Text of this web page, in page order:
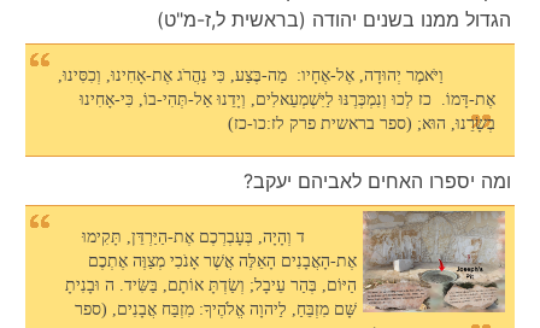
הגדול ממנו בשנים יהודה (בראשית ל,ז-מ"ט)
וַיֹּאמֶר יְהוּדָה, אֶל-אֶחָיו: מַה-בֶּצַע, כִּי נַהֲרֹג אֶת-אָחִינוּ, וְכִסִּינוּ,
אֶת-דָּמוֹ. כז לְכוּ וְנִמְכְּרֶנּוּ לַיִּשְׁמְעֵאלִים, וְיָדֵנוּ אַל-תְּהִי-בוֹ, כִּי-אָחִינוּ
בְשָׂרֵנוּ, הוּא; (ספר בראשית פרק לז:כו-כז)
ומה יספרו האחים לאביהם יעקב?
ד וְהָיָה, בְּעָבְרְכֶם אֶת-הַיַּרְדֵּן, תָּקִימוּ
אֶת-הָאֲבָנִים הָאֵלֶּה אֲשֶׁר אָנֹכִי מְצַוֶּה אֶתְכֶם
הַיּוֹם, בְּהַר עֵיבָל; וְשַׂדְתָּ אוֹתָם, בַּשִּׂיד. ה וּבָנִיתָ
שָּׁם מִזְבֵּחַ, לַיהוָה אֱלֹהֶיךָ: מִזְבַּח אֲבָנִים, (ספר